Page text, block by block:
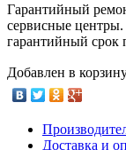
Гарантийный
сервисные центры.
гарантийный срок
Добавлен в
Доставка и